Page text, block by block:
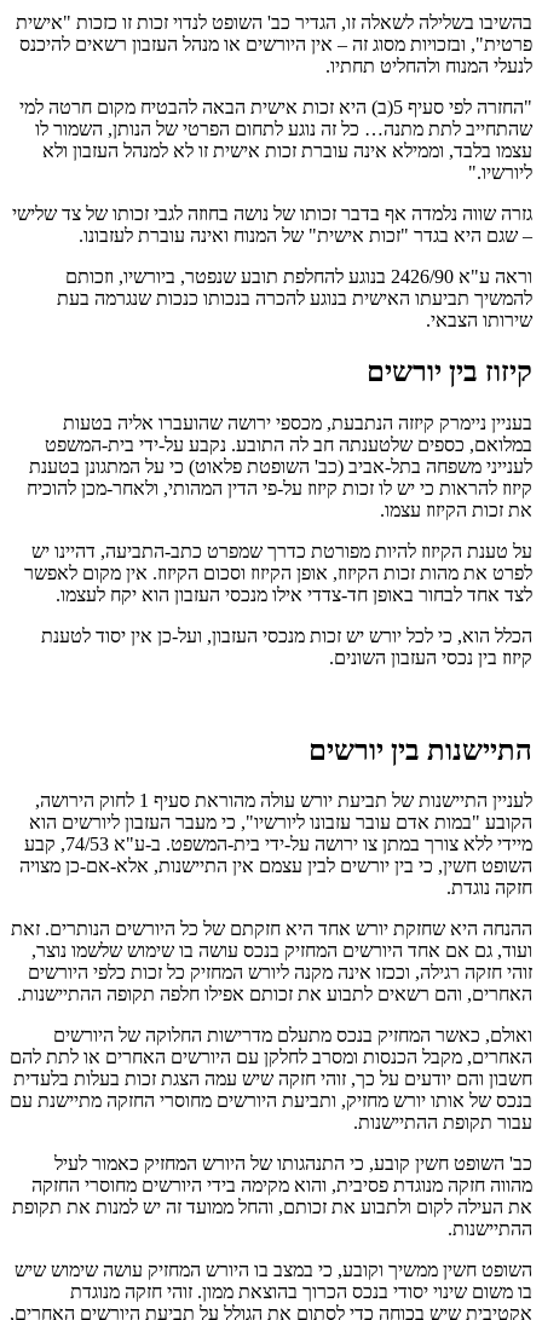
בהשיבו בשלילה לשאלה זו, הגדיר כב' השופט לנדוי זכות זו כזכות "אישית
פרטית", ובזכויות מסוג זה – אין היורשים או מנהל העזבון רשאים להיכנס
לנעלי המנוח ולהחליט תחתיו.
"החזרה לפי סעיף 5(ב) היא זכות אישית הבאה להבטיח מקום חרטה למי
שהתחייב לתת מתנה… כל זה נוגע לתחום הפרטי של הנותן, השמור לו
עצמו בלבד, וממילא אינה עוברת זכות אישית זו לא למנהל העזבון ולא
ליורשיו."
גזרה שווה נלמדה אף בדבר זכותו של נושה בחוזה לגבי זכותו של צד שלישי
– שגם היא בגדר "זכות אישית" של המנוח ואינה עוברת לעזבונו.
וראה ע"א 2426/90 בנוגע להחלפת תובע שנפטר, ביורשיו, וזכותם
להמשיך תביעתו האישית בנוגע להכרה בנכותו כנכות שנגרמה בעת
שירותו הצבאי.
קיזוז בין יורשים
בעניין ניימרק קיזזה הנתבעת, מכספי ירושה שהועברו אליה בטעות
במלואם, כספים שלטענתה חב לה התובע. נקבע על-ידי בית-המשפט
לענייני משפחה בתל-אביב (כב' השופטת פלאוט) כי על המתגונן בטענת
קיזוז להראות כי יש לו זכות קיזוז על-פי הדין המהותי, ולאחר-מכן להוכיח
את זכות הקיזוז עצמו.
על טענת הקיזוז להיות מפורטת כדרך שמפרט כתב-התביעה, דהיינו יש
לפרט את מהות זכות הקיזוז, אופן הקיזוז וסכום הקיזוז. אין מקום לאפשר
לצד אחד לבחור באופן חד-צדדי אילו מנכסי העזבון הוא יקח לעצמו.
הכלל הוא, כי לכל יורש יש זכות מנכסי העזבון, ועל-כן אין יסוד לטענת
קיזוז בין נכסי העזבון השונים.
התיישנות בין יורשים
לעניין התיישנות של תביעת יורש עולה מהוראת סעיף 1 לחוק הירושה,
הקובע "במות אדם עובר עזבונו ליורשיו", כי מעבר העזבון ליורשים הוא
מיידי ללא צורך במתן צו ירושה על-ידי בית-המשפט. ב-ע"א 74/53, קבע
השופט חשין, כי בין יורשים לבין עצמם אין התיישנות, אלא-אם-כן מצויה
חזקה נוגדת.
ההנחה היא שחזקת יורש אחד היא חזקתם של כל היורשים הנותרים. זאת
ועוד, גם אם אחד היורשים המחזיק בנכס עושה בו שימוש שלשמו נוצר,
זוהי חזקה רגילה, וככזו אינה מקנה ליורש המחזיק כל זכות כלפי היורשים
האחרים, והם רשאים לתבוע את זכותם אפילו חלפה תקופה ההתיישנות.
ואולם, כאשר המחזיק בנכס מתעלם מדרישות החלוקה של היורשים
האחרים, מקבל הכנסות ומסרב לחלקן עם היורשים האחרים או לתת להם
חשבון והם יודעים על כך, זוהי חזקה שיש עמה הצגת זכות בעלות בלעדית
בנכס של אותו יורש מחזיק, ותביעת היורשים מחוסרי החזקה מתיישנת עם
עבור תקופת ההתיישנות.
כב' השופט חשין קובע, כי התנהגותו של היורש המחזיק כאמור לעיל
מהווה חזקה מנוגדת פסיבית, והוא מקימה בידי היורשים מחוסרי החזקה
את העילה לקום ולתבוע את זכותם, והחל ממועד זה יש למנות את תקופת
ההתיישנות.
השופט חשין ממשיך וקובע, כי במצב בו היורש המחזיק עושה שימוש שיש
בו משום שינוי יסודי בנכס הכרוך בהוצאת ממון. זוהי חזקה מנוגדת
אקטיבית שיש בכוחה כדי לסתום את הגולל על תביעת היורשים האחרים,